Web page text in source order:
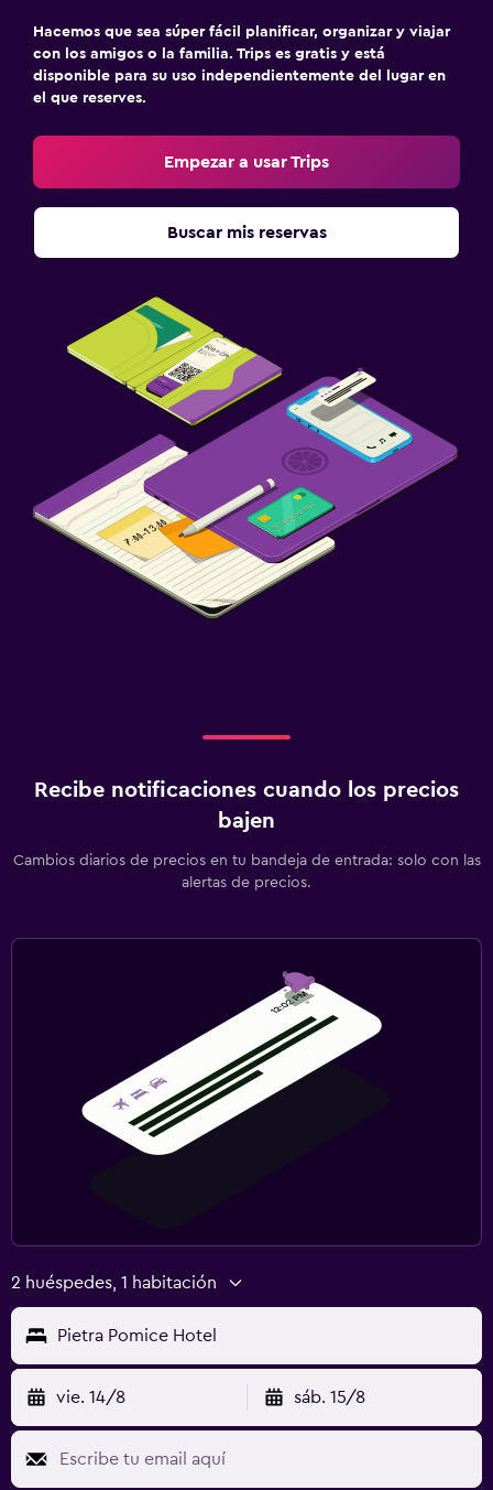
Hacemos que sea súper fácil planificar, organizar y viajar
con los amigos o la familia. Trips es gratis y está
disponible para su uso independientemente del lugar en
el que reserves.
Empezar a usar Trips
Buscar mis reservas
Recibe notificaciones cuando los precios
bajen
Cambios diarios de precios en tu bandeja de entrada: solo con las
alertas de precios.
2 huéspedes, 1 habitación
Pietra Pomice Hotel
vie. 14/8 sáb. 15/8